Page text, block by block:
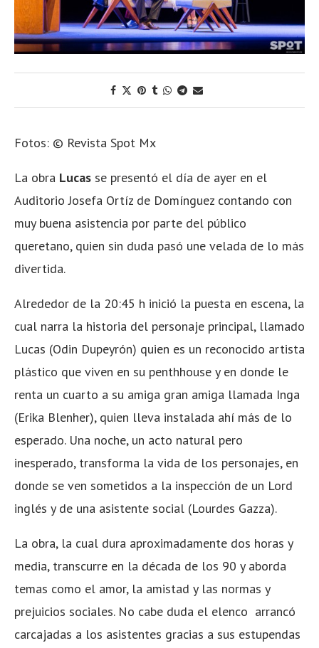
Fotos: © Revista Spot Mx
La obra Lucas se presentó el día de ayer en el
Auditorio Josefa Ortíz de Domínguez contando con
muy buena asistencia por parte del público
queretano, quien sin duda pasó une velada de lo más
divertida.
Alrededor de la 20:45 h inició la puesta en escena, la
cual narra la historia del personaje principal, llamado
Lucas (Odin Dupeyrón) quien es un reconocido artista
plástico que viven en su penthhouse y en donde le
renta un cuarto a su amiga gran amiga llamada Inga
(Erika Blenher), quien lleva instalada ahí más de lo
esperado. Una noche, un acto natural pero
inesperado, transforma la vida de los personajes, en
donde se ven sometidos a la inspección de un Lord
inglés y de una asistente social (Lourdes Gazza).
La obra, la cual dura aproximadamente dos horas y
media, transcurre en la década de los 90 y aborda
temas como el amor, la amistad y las normas y
prejuicios sociales. No cabe duda el elenco arrancó
carcajadas a los asistentes gracias a sus estupendas